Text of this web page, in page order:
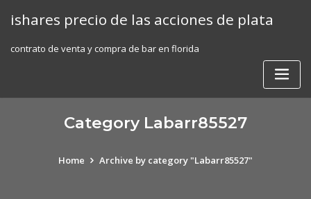
ishares precio de las acciones de plata
contrato de venta y compra de bar en florida
Category Labarr85527
Home Archive by category "Labarr85527"